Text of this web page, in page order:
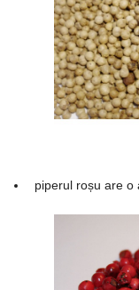
piperul roșu are o